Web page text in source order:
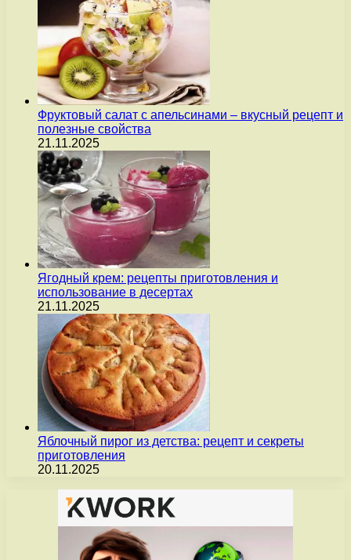
Фруктовый салат с апельсинами – вкусный рецепт и
полезные свойства
21.11.2025
Ягодный крем: рецепты приготовления и
использование в десертах
21.11.2025
Яблочный пирог из детства: рецепт и секреты
приготовления
20.11.2025